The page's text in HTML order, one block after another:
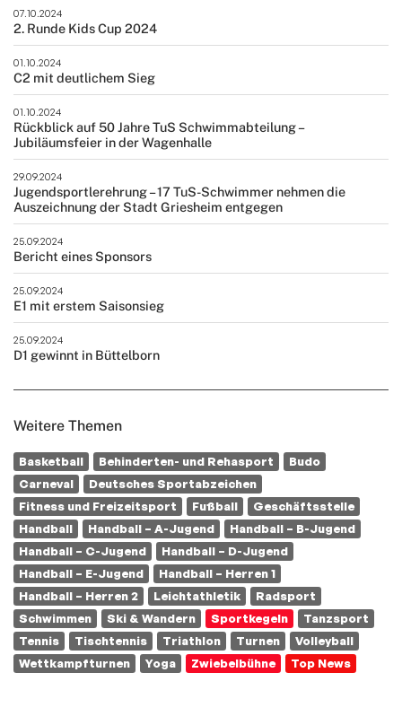
07.10.2024
2. Runde Kids Cup 2024
01.10.2024
C2 mit deutlichem Sieg
01.10.2024
Rückblick auf 50 Jahre TuS Schwimmabteilung –
Jubiläumsfeier in der Wagenhalle
29.09.2024
Jugendsportlerehrung – 17 TuS-Schwimmer nehmen die
Auszeichnung der Stadt Griesheim entgegen
25.09.2024
Bericht eines Sponsors
25.09.2024
E1 mit erstem Saisonsieg
25.09.2024
D1 gewinnt in Büttelborn
Weitere Themen
Basketball Behinderten- und Rehasport
Budo
Carneval
Deutsches Sportabzeichen
Fitness und Freizeitsport
Fußball
Geschäftsstelle
Handball
Handball – A-Jugend
Handball – B-Jugend
Handball – C-Jugend
Handball – D-Jugend
Handball – E-Jugend
Handball – Herren 1
Handball – Herren 2
Leichtathletik
Radsport
Schwimmen
Ski & Wandern Sportkegeln
Tanzsport
Tennis
Tischtennis Triathlon Turnen
Volleyball
Wettkampfturnen
Yoga Zwiebelbühne Top News